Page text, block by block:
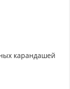
карандашей